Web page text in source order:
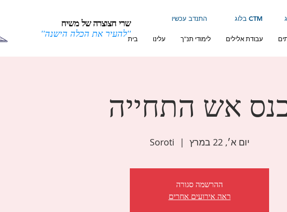
שרי חצוצרה של משיח
''להעיר את הכלה הישנה''
התנדב עכשיו
בית עלינו לימודי תנ"ך עבודת אלילים
בלוג CTM
אש התחייה
יום א׳, 22 במרץ
  |
Soroti
ההרשמה סגורה
ראה אירועים אחרים